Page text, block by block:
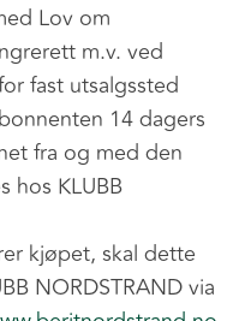
Lov om
m.v. ved
fast utsalgssted
14 dagers
fra og med den
hos KLUBB
kjøpet, skal dette
NORDSTRAND via